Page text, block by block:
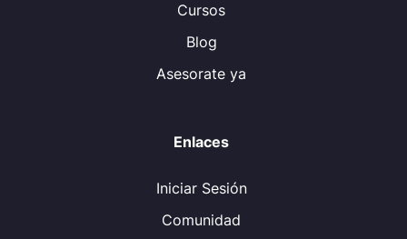
Cursos
Blog
Asesorate ya
Enlaces
Iniciar Sesión
Comunidad